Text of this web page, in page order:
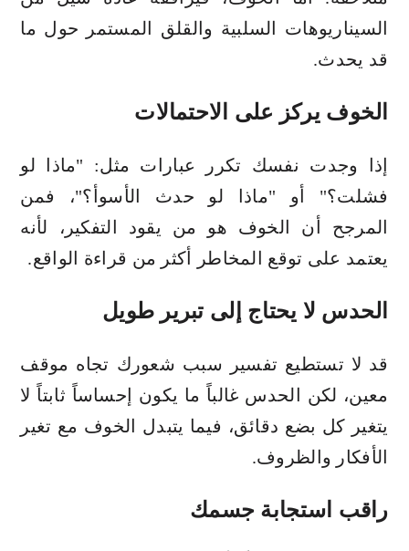
السيناريوهات السلبية والقلق المستمر حول ما
قد يحدث.
الخوف يركز على الاحتمالات
إذا وجدت نفسك تكرر عبارات مثل: "ماذا لو
فشلت؟" أو "ماذا لو حدث الأسوأ؟"، فمن
المرجح أن الخوف هو من يقود التفكير، لأنه
يعتمد على توقع المخاطر أكثر من قراءة الواقع.
الحدس لا يحتاج إلى تبرير طويل
قد لا تستطيع تفسير سبب شعورك تجاه موقف
معين، لكن الحدس غالباً ما يكون إحساساً ثابتاً لا
يتغير كل بضع دقائق، فيما يتبدل الخوف مع تغير
الأفكار والظروف.
راقب استجابة جسمك